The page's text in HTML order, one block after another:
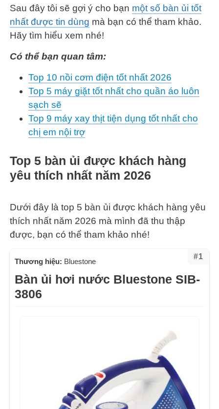
Sau đây tôi sẽ gợi ý cho bạn một số bàn ủi tốt
nhất được tin dùng mà bạn có thể tham khảo.
Hãy tìm hiểu xem nhé!
Có thể bạn quan tâm:
Top 10 nồi cơm điện tốt nhất 2026
Top 5 máy giặt tốt nhất cho quần áo luôn
sạch sẽ
Top 9 máy xay thịt tiện dụng tốt nhất cho
chị em nội trợ
Top 5 bàn ủi được khách hàng
yêu thích nhất năm 2026
Dưới đây là top 5 bàn ủi được khách hàng yêu
thích nhất năm 2026 mà mình đã thu thập
được, bạn có thể tham khảo nhé!
#1
Thương hiệu: Bluestone
Bàn ủi hơi nước Bluestone SIB-
3806